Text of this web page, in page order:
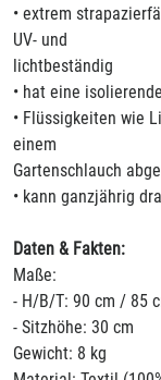
• extrem
UV- und
lichtbeständig
• hat eine
• Flüssigkeiten wie
einem
Gartenschlauch
• kann ganzjährig
Daten & Fakten:
Maße:
- H/B/T: 90 cm / 85
- Sitzhöhe: 30 cm
Gewicht: 8 kg